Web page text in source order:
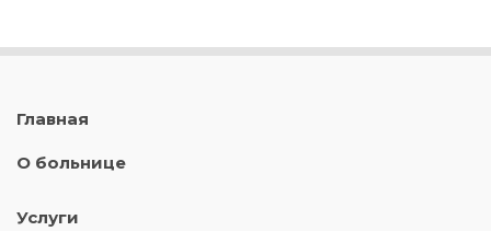
Главная
О больнице
Услуги